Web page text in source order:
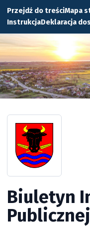
Przejdź do treściMapa
InstrukcjaDeklaracja
Biuletyn
Publicznej